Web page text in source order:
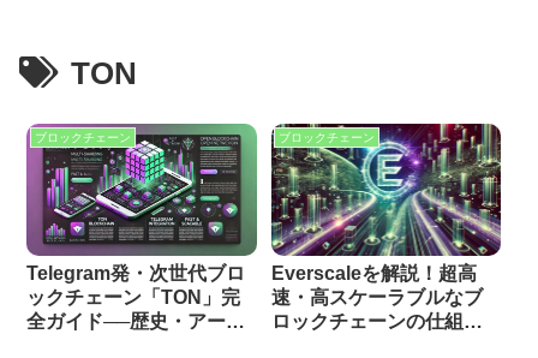
TON
ブロックチェーン
Telegram発・次世代ブロ
ックチェーン「TON」完
全ガイド──歴史・アーキ
ブロックチェーン
Everscaleを解説！超高
速・高スケーラブルなブ
ロックチェーンの仕組み